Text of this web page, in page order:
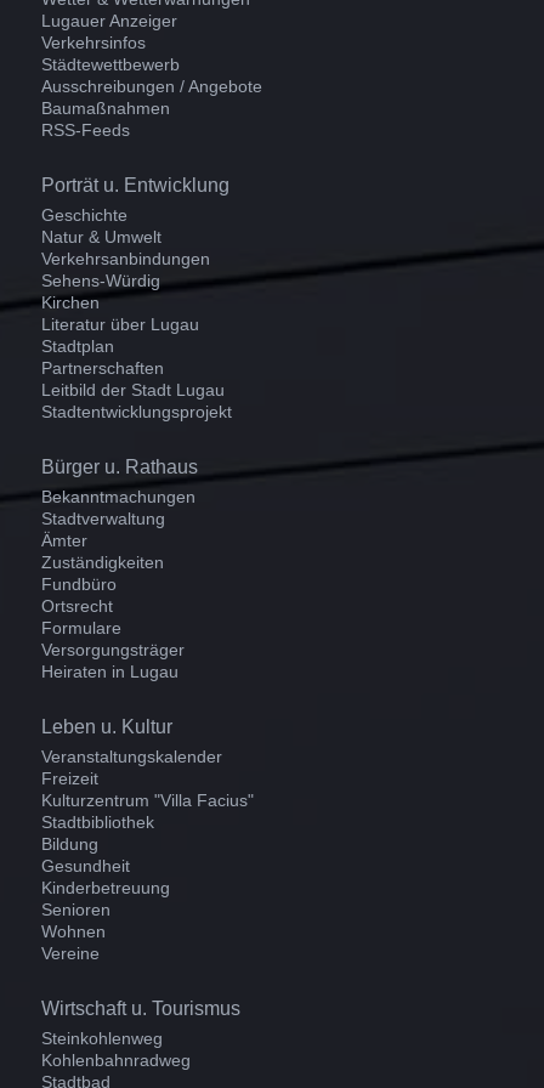
Lugauer Anzeiger
Verkehrsinfos
Städtewettbewerb
Ausschreibungen / Angebote
Baumaßnahmen
RSS-Feeds
Navigation
überspringen
Porträt u. Entwicklung
Geschichte
Natur & Umwelt
Verkehrsanbindungen
Sehens-Würdig
Kirchen
Literatur über Lugau
Stadtplan
Partnerschaften
Leitbild der Stadt Lugau
Stadtentwicklungsprojekt
Navigation
überspringen
Bürger u. Rathaus
Bekanntmachungen
Stadtverwaltung
Ämter
Zuständigkeiten
Fundbüro
Ortsrecht
Formulare
Versorgungsträger
Heiraten in Lugau
Navigation
überspringen
Leben u. Kultur
Veranstaltungskalender
Freizeit
Kulturzentrum "Villa Facius"
Stadtbibliothek
Bildung
Gesundheit
Kinderbetreuung
Senioren
Wohnen
Vereine
Navigation
überspringen
Wirtschaft u. Tourismus
Steinkohlenweg
Kohlenbahnradweg
Stadtbad